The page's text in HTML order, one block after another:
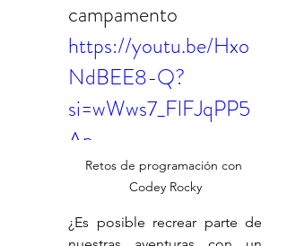
campamento
https://youtu.be/Hxo
NdBEE8-Q?
si=wWws7_FlFJqPP5
Ap
Retos de programación con
Codey Rocky
¿Es posible recrear parte de